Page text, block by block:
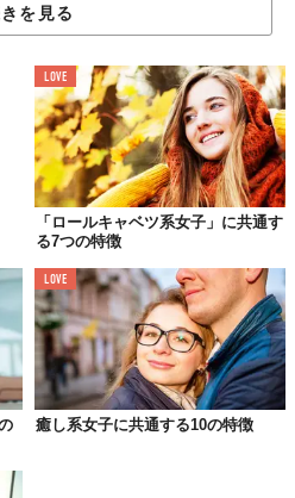
てきたり、なにげない仕草がキュ
とも、もともと人から愛されるよ
リス系女子の大きな特徴のひとつ
かんで小刻みに震えているような
を見る
LOVE
「ロールキャベツ系女子」に共通す
る7つの特徴
LOVE
癒し系女子に共通する10の特徴